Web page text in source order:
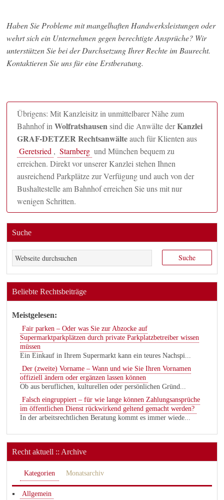
Haben Sie Probleme mit mangelhaften Handwerksleistungen oder
wehrt sich ein Unternehmen gegen berechtigte Ansprüche? Wir
unterstützen Sie bei der Durchsetzung Ihrer Rechte im Baurecht.
Kontaktieren Sie uns für eine Erstberatung.
Übrigens: Mit Kanzleisitz in unmittelbarer Nähe zum
Bahnhof inWolfratshausensind die Anwälte derKanzlei
GRAF-DETZER Rechtsanwälteauch für Klienten aus
Geretsried , Starnberg und München bequem zu
erreichen. Direkt vor unserer Kanzlei stehen Ihnen
ausreichend Parkplätze zur Verfügung und auch von der
Bushaltestelle am Bahnhof erreichen Sie uns mit nur
wenigen Schritten.
Suche
Beliebte Rechtsbeiträge
Meistgelesen:
Fair parken – Oder was Sie zur Abzocke auf
Supermarktparkplätzen durch private Parkplatzbetreiber wissen
müssen
Ein Einkauf in Ihrem Supermarkt kann ein teures Nachspi...
Der (zweite) Vorname – Wann und wie Sie Ihren Vornamen
offiziell ändern oder ergänzen lassen können
Ob aus beruflichen, kulturellen oder persönlichen Gründ...
Falsch eingruppiert – für wie lange können Zahlungsansprüche
im öffentlichen Dienst rückwirkend geltend gemacht werden?
In der arbeitsrechtlichen Beratung kommt es immer wiede...
Recht aktuell :: Archive
Kategorien Monatsarchiv
Allgemein